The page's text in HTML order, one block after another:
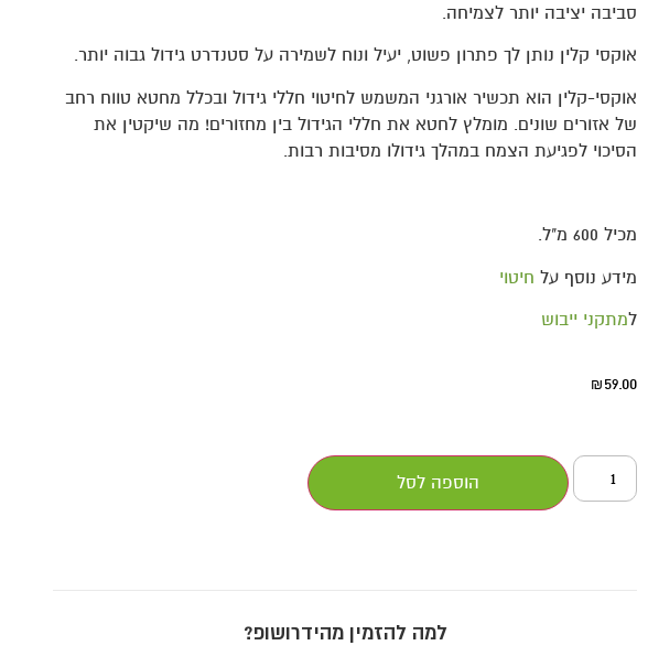
סביבה יציבה יותר לצמיחה.
אוקסי קלין נותן לך פתרון פשוט, יעיל ונוח לשמירה על סטנדרט גידול גבוה יותר.
אוקסי-קלין הוא תכשיר אורגני המשמש לחיטוי חללי גידול ובכלל מחטא טווח רחב
של אזורים שונים. מומלץ לחטא את חללי הגידול בין מחזורים! מה שיקטין את
הסיכוי לפגיעת הצמח במהלך גידולו מסיבות רבות.
מכיל 600 מ"ל.
מידע נוסף על חיטוי
למתקני ייבוש
₪59.00
הוספה לסל
למה להזמין מהידרושופ?